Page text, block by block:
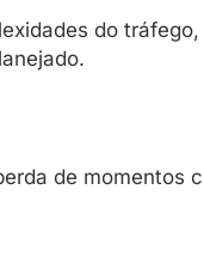
do
de momentos